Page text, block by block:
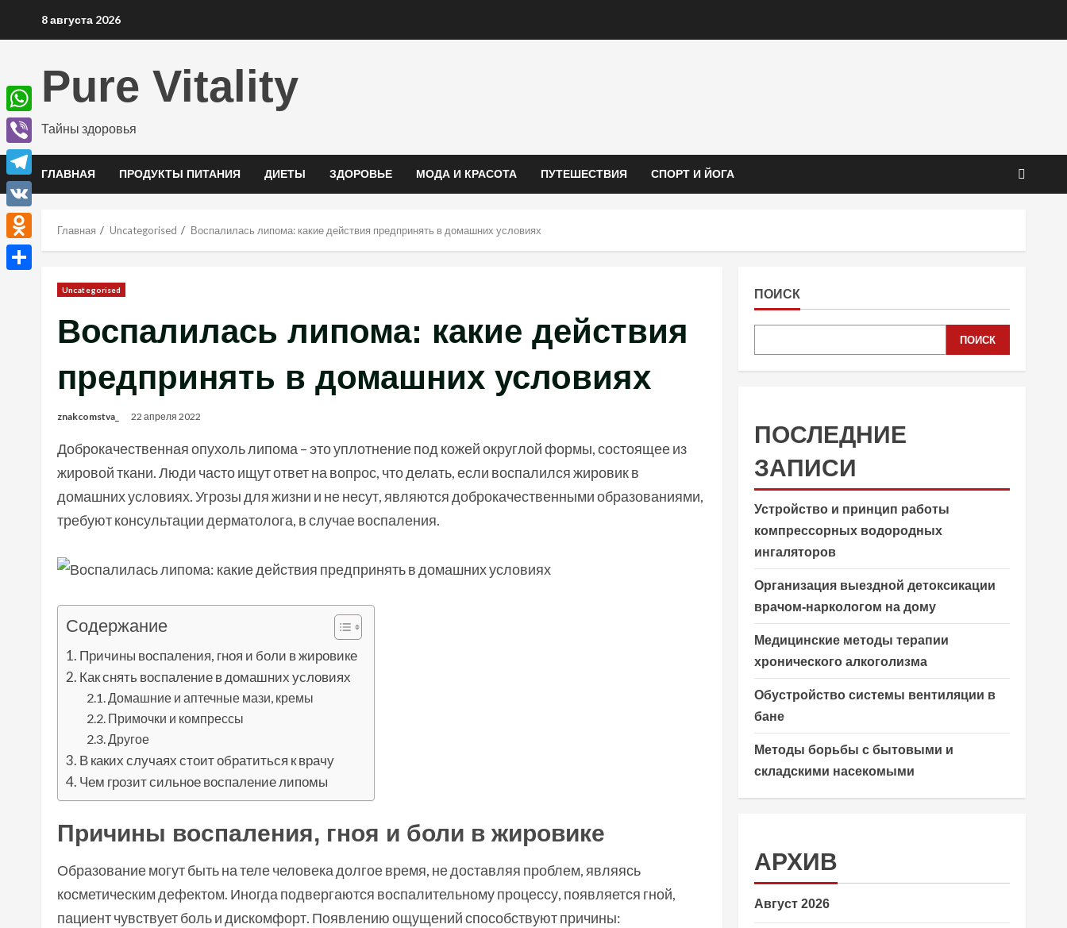
8 августа 2026
Pure Vitality
Тайны здоровья
ГЛАВНАЯ ПРОДУКТЫ ПИТАНИЯ ДИЕТЫ ЗДОРОВЬЕ МОДА И КРАСОТА ПУТЕШЕСТВИЯ СПОРТ И ЙОГА
Главная Uncategorised Воспалилась липома: какие действия предпринять в домашних условиях
Uncategorised
Воспалилась липома: какие действия
предпринять в домашних условиях
znakcomstva_ 22 апреля 2022
Доброкачественная опухоль липома – это уплотнение под кожей округлой формы, состоящее из
жировой ткани. Люди часто ищут ответ на вопрос, что делать, если воспалился жировик в
домашних условиях. Угрозы для жизни и не несут, являются доброкачественными образованиями,
требуют консультации дерматолога, в случае воспаления.
Содержание
Причины воспаления, гноя и боли в жировике
Как снять воспаление в домашних условиях
Домашние и аптечные мази, кремы
Примочки и компрессы
Другое
В каких случаях стоит обратиться к врачу
Чем грозит сильное воспаление липомы
Причины воспаления, гноя и боли в жировике
Образование могут быть на теле человека долгое время, не доставляя проблем, являясь
косметическим дефектом. Иногда подвергаются воспалительному процессу, появляется гной,
пациент чувствует боль и дискомфорт. Появлению ощущений способствуют причины:
ПОИСК
ПОИСК
ПОСЛЕДНИЕ
ЗАПИСИ
Устройство и принцип работы
компрессорных водородных
ингаляторов
Организация выездной детоксикации
врачом-наркологом на дому
Медицинские методы терапии
хронического алкоголизма
Обустройство системы вентиляции в
бане
Методы борьбы с бытовыми и
складскими насекомыми
АРХИВ
Август 2026
WhatsApp
Viber
Telegram
VK
Odnoklassniki
Отправить